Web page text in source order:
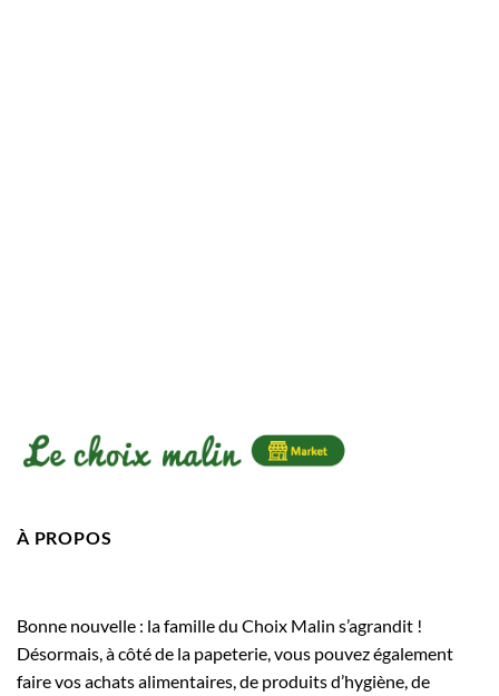
À PROPOS
Bonne nouvelle : la famille du Choix Malin s’agrandit !
Désormais, à côté de la papeterie, vous pouvez également
faire vos achats alimentaires, de produits d’hygiène, de